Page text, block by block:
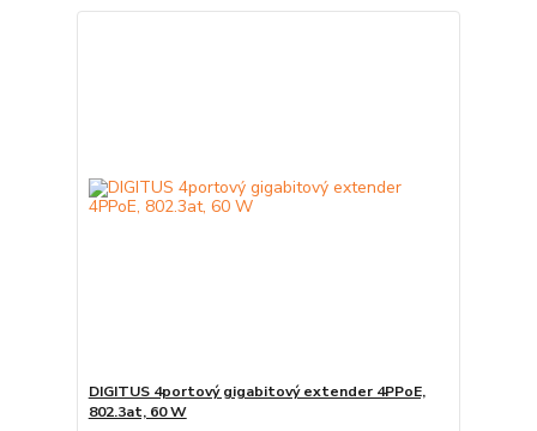
DIGITUS 4portový gigabitový extender 4PPoE,
802.3at, 60 W